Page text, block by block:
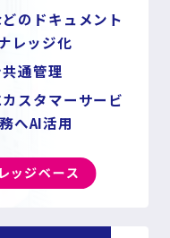
のドキュメント
レッジ化
通管理
スタマーサービ
へAI活用